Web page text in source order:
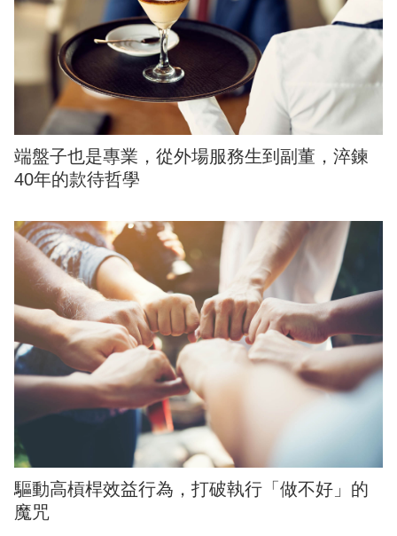
端盤子也是專業，從外場服務生到副董，淬鍊
40年的款待哲學
驅動高槓桿效益行為，打破執行「做不好」的
魔咒